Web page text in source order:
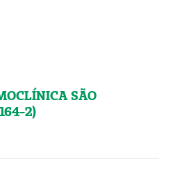
SÃO
2)